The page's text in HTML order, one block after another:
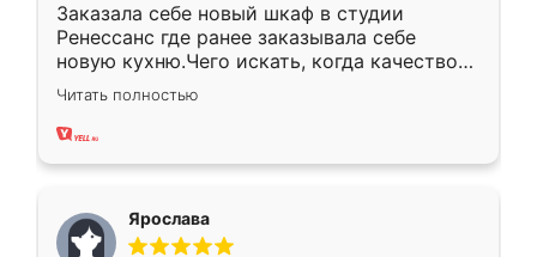
Заказала себе новый шкаф в студии
Ренессанс где ранее заказывала себе
новую кухню.Чего искать, когда качеством
вполне довольна. Служит кухня уже почти
два года, нареканий нет.
Читать полностью
Ярослава